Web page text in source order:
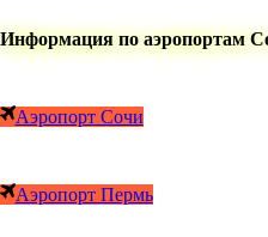
Информация по аэропортам
Аэропорт Сочи
Аэропорт Пермь